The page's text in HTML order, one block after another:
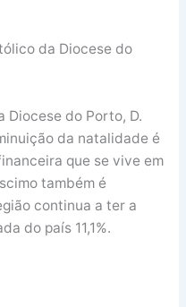
da Diocese do
Diocese do Porto, D.
da natalidade é
que se vive em
também é
continua a ter a
do país 11,1%.